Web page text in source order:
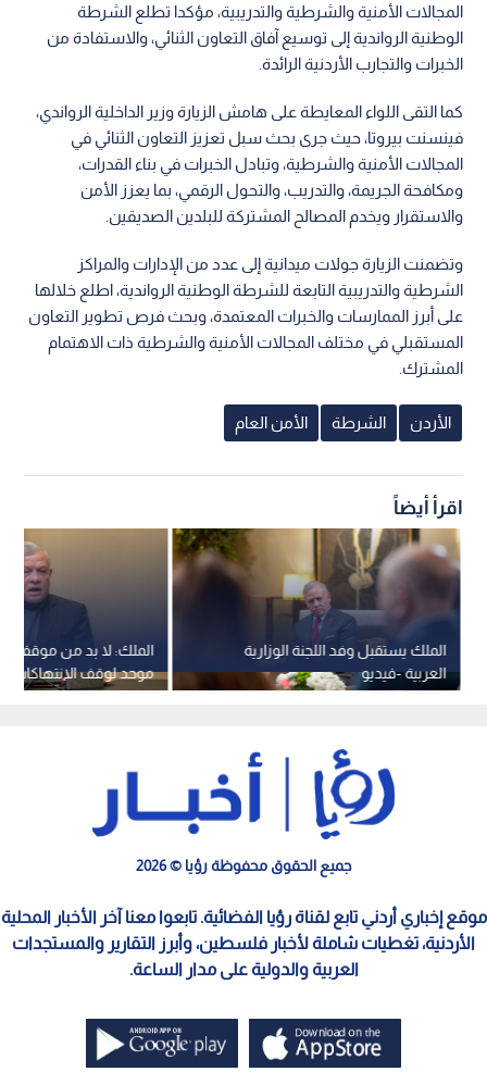
المجالات الأمنية والشرطية والتدريبية، مؤكدا تطلع الشرطة
الوطنية الرواندية إلى توسيع آفاق التعاون الثنائي، والاستفادة من
الخبرات والتجارب الأردنية الرائدة.
كما التقى اللواء المعايطة على هامش الزيارة وزير الداخلية الرواندي،
فينسنت بيروتا، حيث جرى بحث سبل تعزيز التعاون الثنائي في
المجالات الأمنية والشرطية، وتبادل الخبرات في بناء القدرات،
ومكافحة الجريمة، والتدريب، والتحول الرقمي، بما يعزز الأمن
والاستقرار ويخدم المصالح المشتركة للبلدين الصديقين.
وتضمنت الزيارة جولات ميدانية إلى عدد من الإدارات والمراكز
الشرطية والتدريبية التابعة للشرطة الوطنية الرواندية، اطلع خلالها
على أبرز الممارسات والخبرات المعتمدة، وبحث فرص تطوير التعاون
المستقبلي في مختلف المجالات الأمنية والشرطية ذات الاهتمام
المشترك.
الأردن الشرطة الأمن العام
اقرأ أيضاً
الملك: لا بد من موقف
موحد لوقف الانتهاكات
القانونية في الأقصى
الملك يستقبل وفد اللجنة الوزارية
العربية -فيديو
جميع الحقوق محفوظة رؤيا © 2026
موقع إخباري أردني تابع لقناة رؤيا الفضائية. تابعوا معنا آخر الأخبار المحلية
الأردنية، تغطيات شاملة لأخبار فلسطين، وأبرز التقارير والمستجدات
العربية والدولية على مدار الساعة.